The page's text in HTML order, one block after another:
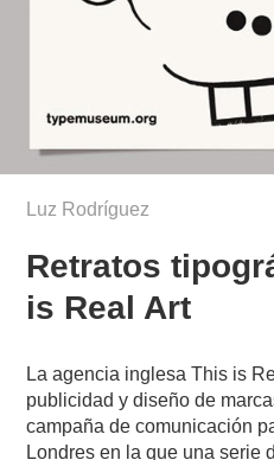
Luz Rodríguez
Retratos
is Real Art
La agencia inglesa This is
publicidad y diseño de
campaña de comunicación
Londres en la que una serie